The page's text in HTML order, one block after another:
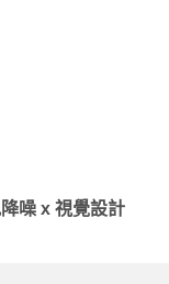
噪 x 視覺設計